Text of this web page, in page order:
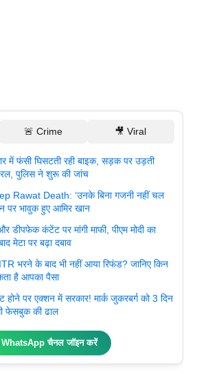
🚨 Crime 🎥 Viral
में फंसी घिसटती रही बाइक, सड़क पर उड़ती
पुलिस ने शुरू की जांच
Rawat Death: ‘उनके बिना गजनी नहीं चल
पर भावुक हुए आमिर खान
डीपफेक कंटेंट पर मांगी माफी, पीएम मोदी का
मेटा पर बढ़ा दबाव
भरने के बाद भी नहीं आया रिफंड? जानिए किन
है आपका पैसा
होने पर एक्शन में सरकार! मार्क जुकरबर्ग को 3 दिन
फेसबुक की ढाल
चैनल जॉइन करें